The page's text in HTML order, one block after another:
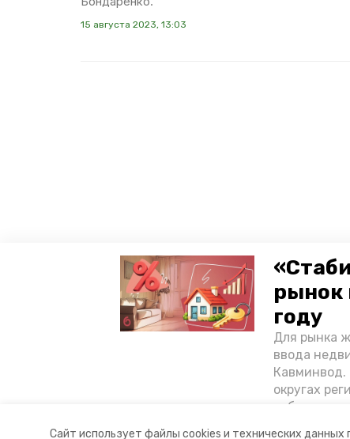
Сайт использует файлы cookies и технических данных
рынок
году
Для рынка
ввода
Кавминвод.
округах
15 августа 2023, 13:03